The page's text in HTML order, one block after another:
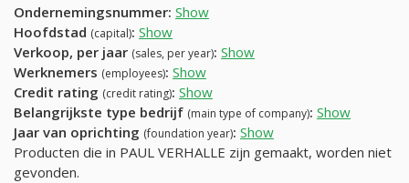
Ondernemingsnummer: Show
Hoofdstad (capital): Show
Verkoop, per jaar (sales, per year): Show
Werknemers (employees): Show
Credit rating (credit rating): Show
Belangrijkste type bedrijf (main type of company): Show
Jaar van oprichting (foundation year): Show
Producten die in PAUL VERHALLE zijn gemaakt, worden niet
gevonden.